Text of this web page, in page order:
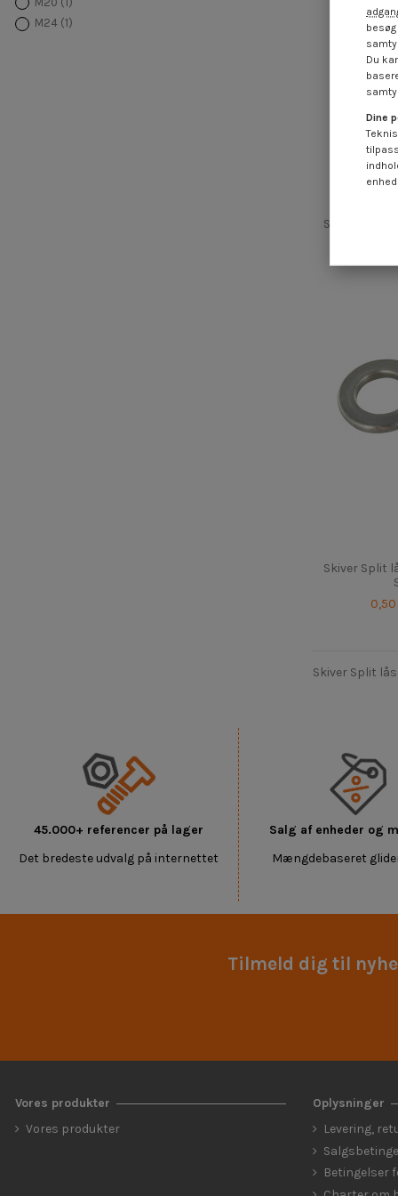
Skiver Split
Skiver Split
0,50
Skiver Split
M24 (1)
45.000+ referencer på lager
Det bredeste udvalg på internettet
Salg af enheder og
Mængdebaseret
Tilmeld dig til
Vores produkter
Vores produkter
Oplysninger
Levering,
Betingelser
Du
Dine